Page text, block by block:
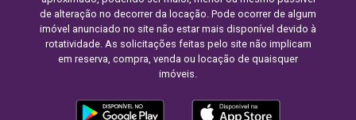
de alteração no decorrer da locação. Pode ocorrer de algum
imóvel anunciado no site não estar mais disponível devido à
rotatividade. As solicitações feitas pelo site não implicam
em reserva, compra, venda ou locação de quaisquer
imóveis.